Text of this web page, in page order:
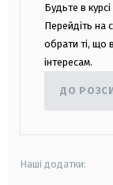
Будьте в
Перейдіть на
обрати ті, що
інтересам.
ДО
Наші додатки: